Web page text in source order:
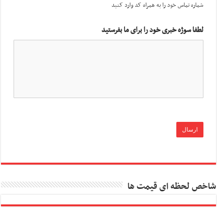
شماره تماس خود را به همراه کد وارد کنید
لطفا سوژه خبری خود را برای ما بفرستید
شاخص لحظه ای قیمت ها